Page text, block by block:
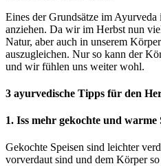
Eines der Grundsätze im Ayurveda
anziehen. Da wir im Herbst nun
Natur, aber auch in unserem
auszugleichen. Nur so kann der
und wir fühlen uns weiter wohl.
3 ayurvedische Tipps für den
1. Iss mehr gekochte und warme
Gekochte Speisen sind leichter
vorverdaut sind und dem Körper